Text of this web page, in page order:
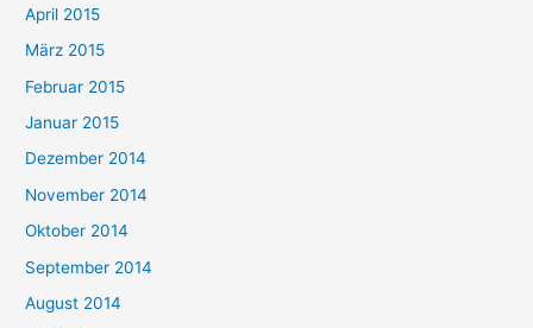
April 2015
März 2015
Februar 2015
Januar 2015
Dezember 2014
November 2014
Oktober 2014
September 2014
August 2014